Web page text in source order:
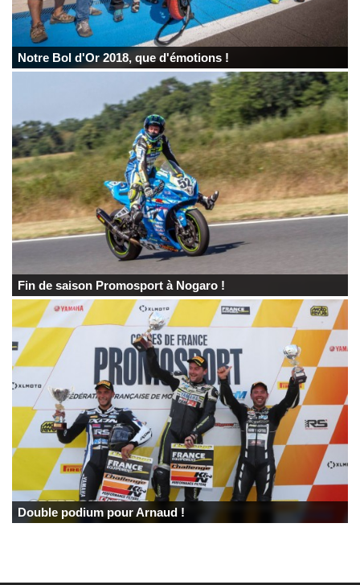
Notre Bol d'Or 2018, que d'émotions !
Fin de saison Promosport à Nogaro !
Double podium pour Arnaud !